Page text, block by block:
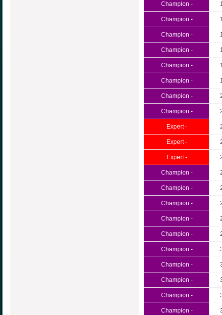
Champion -
Champion -
Champion -
Champion -
Champion -
Champion -
Champion -
Champion -
Expert -
Expert -
Expert -
Champion -
Champion -
Champion -
Champion -
Champion -
Champion -
Champion -
Champion -
Champion -
Champion -